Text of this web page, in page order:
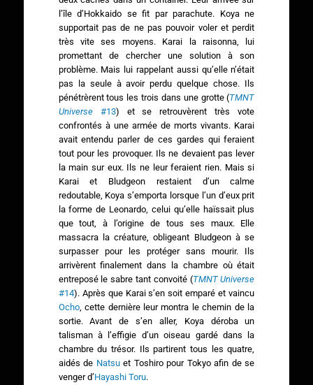
l’île d’Hokkaido se fit par parachute. Koya ne
supportait pas de ne pas pouvoir voler et perdit
très vite ses moyens. Karai la raisonna, lui
promettant de chercher une solution à son
problème. Mais lui rappelant aussi qu’elle n’était
pas la seule à avoir perdu quelque chose. Ils
pénétrèrent tous les trois dans une grotte (TMNT
Universe#13) et se retrouvèrent très vote
confrontés à une armée de morts vivants. Karai
avait entendu parler de ces gardes qui feraient
tout pour les provoquer. Ils ne devaient pas lever
la main sur eux. Ils ne leur feraient rien. Mais si
Karai et Bludgeon restaient d’un calme
redoutable, Koya s’emporta lorsque l’un d’eux prit
la forme de Leonardo, celui qu’elle haïssait plus
que tout, à l’origine de tous ses maux. Elle
massacra la créature, obligeant Bludgeon à se
surpasser pour les protéger sans mourir. Ils
arrivèrent finalement dans la chambre où était
entreposé le sabre tant convoité (TMNT Universe
#14). Après que Karai s’en soit emparé et vaincu
Ocho, cette dernière leur montra le chemin de la
sortie. Avant de s’en aller, Koya déroba un
talisman à l’effigie d’un oiseau gardé dans la
chambre du trésor. Ils partirent tous les quatre,
aidés de Natsuet Toshiro pour Tokyo afin de se
venger d’Hayashi Toru.